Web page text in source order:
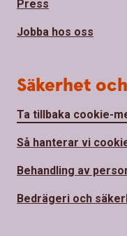
Press
Jobba hos oss
Säkerhet
Ta tillbaka cookie-
Så hanterar vi
Behandling av
Bedrägeri och